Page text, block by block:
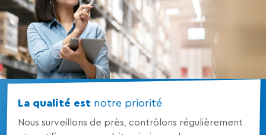
La qualité est notre priorité
Nous surveillons de près, contrôlons régulièrement